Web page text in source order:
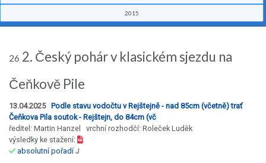
2015
26 2. Český pohár v klasickém sjezdu na
Čeňkově Pile
13.04.2025 Podle stavu vodočtu v Rejštejně - nad 85cm (včetně) trať
Čeňkova Pila soutok - Rejštejn, do 84cm (vč
ředitel: Martin Hanzel vrchní rozhodčí: Roleček Luděk
výsledky ke stažení:
absolutní pořadíJ